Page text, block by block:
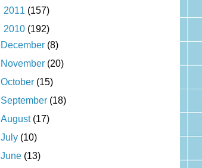
2011 (157)
2010 (192)
December (8)
November (20)
October (15)
September (18)
August (17)
July (10)
June (13)